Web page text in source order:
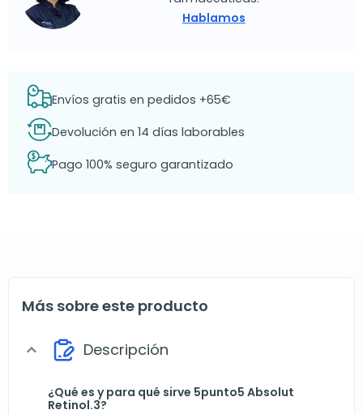
Hablamos
Envíos gratis en pedidos +65€
Devolución en 14 días laborables
Pago 100% seguro garantizado
Más sobre este producto
expand_more Descripción
¿Qué es y para qué sirve 5punto5 Absolut
Retinol.3?